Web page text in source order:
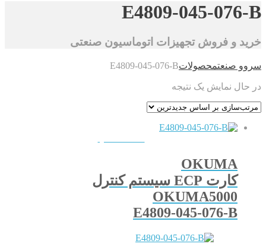
E4809-045-076-B
خرید و فروش تجهیزات اتوماسیون صنعتی
سروو صنعتمحصولاتE4809-045-076-B
در حال نمایش یک نتیجه
OKUMA
کارت ECP سیستم کنترل
OKUMA5000
E4809-045-076-B